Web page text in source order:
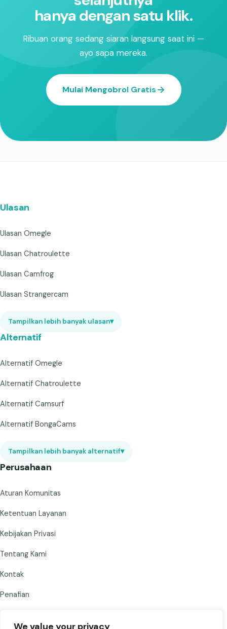
We value your privacy
hanya dengan satu klik.
Ribuan orang sedang siaran langsung saat ini —
ayo sapa mereka.
Mulai Mengobrol Gratis
Ulasan
Ulasan Omegle
Ulasan Chatroulette
Ulasan Camfrog
Ulasan Strangercam
Tampilkan lebih banyak ulasan▾
Alternatif
Alternatif Omegle
Alternatif Chatroulette
Alternatif Camsurf
Alternatif BongaCams
Tampilkan lebih banyak alternatif▾
Perusahaan
Aturan Komunitas
Ketentuan Layanan
Kebijakan Privasi
Tentang Kami
Kontak
Penafian